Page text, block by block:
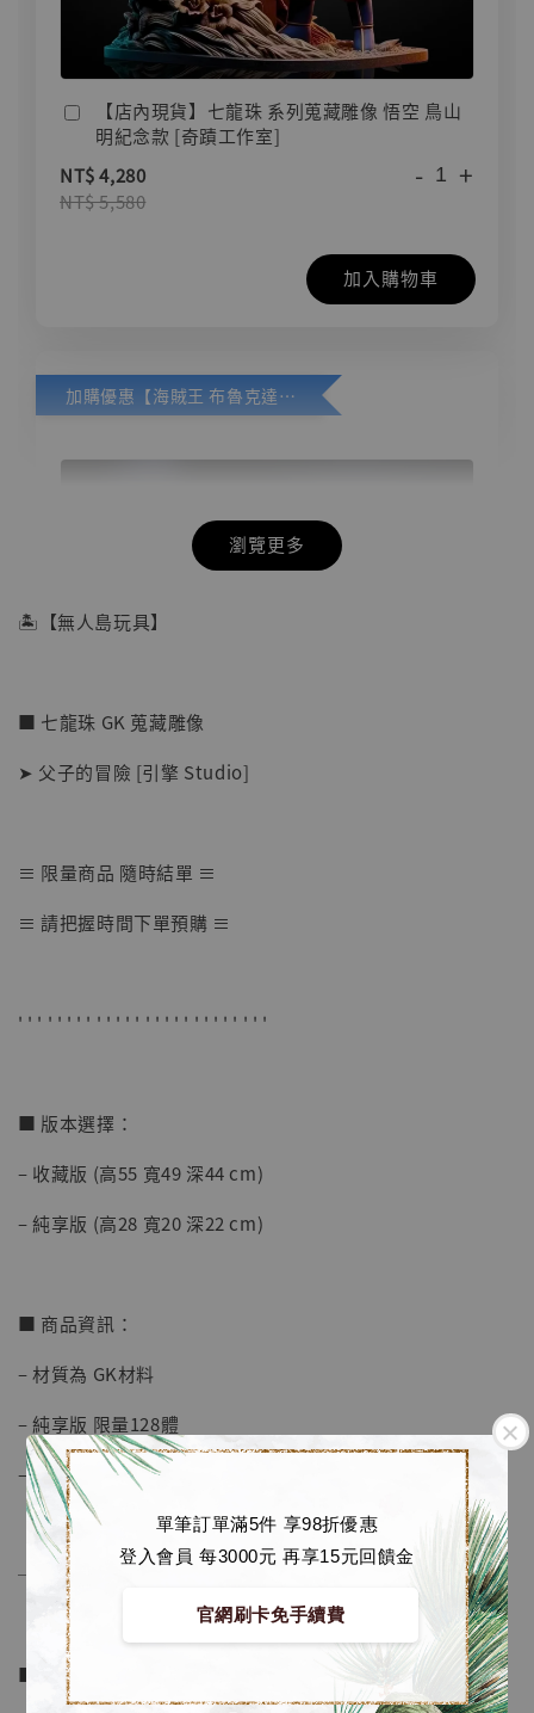
單筆訂單滿5件 享98折優惠
登入會員 每3000元 再享15元回饋金
官網刷卡免手續費
【店內現貨】七龍珠 系列蒐藏雕像 悟空 鳥山
明紀念款 [奇蹟工作室]
NT$ 4,280
NT$ 5,580
- +
加入購物車
加購優惠【海賊王 布魯克達摩 [7STARS Studio]】
摩 [7STARS Studio]
【現貨】BJSTUDIO 1/6系列可動蒐藏人偶 讓
瀏覽更多
🏝【無人島玩具】
■ 七龍珠 GK 蒐藏雕像
➤ 父子的冒險 [引擎 Studio]
≡ 限量商品 隨時結單 ≡
≡ 請把握時間下單預購 ≡
' ' ' ' ' ' ' ' ' ' ' ' ' ' ' ' ' ' ' ' ' ' ' ' ' '
■ 版本選擇：
– 收藏版 (高55 寬49 深44 cm)
– 純享版 (高28 寬20 深22 cm)
■ 商品資訊：
– 材質為 GK材料
– 純享版 限量128體
– 收藏版 限量88體
──────────────
■ 販售資訊：